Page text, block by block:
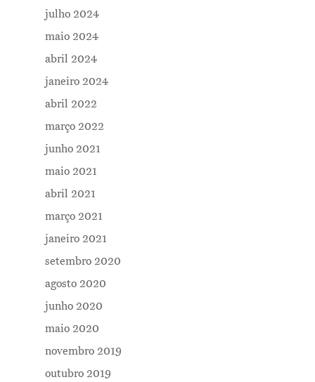
julho 2024
maio 2024
abril 2024
janeiro 2024
abril 2022
março 2022
junho 2021
maio 2021
abril 2021
março 2021
janeiro 2021
setembro 2020
agosto 2020
junho 2020
maio 2020
novembro 2019
outubro 2019